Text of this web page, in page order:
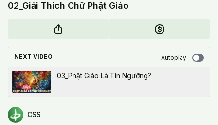
02_Giải Thích Chữ Phật Giáo
NEXT VIDEO Autoplay
03_Phật Giáo Là Tín Ngưỡng?
CSS